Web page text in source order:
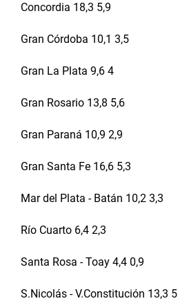
Concordia 18,3 5,9
Gran Córdoba 10,1 3,5
Gran La Plata 9,6 4
Gran Rosario 13,8 5,6
Gran Paraná 10,9 2,9
Gran Santa Fe 16,6 5,3
Mar del Plata - Batán 10,2 3,3
Río Cuarto 6,4 2,3
Santa Rosa - Toay 4,4 0,9
S.Nicolás - V.Constitución 13,3 5